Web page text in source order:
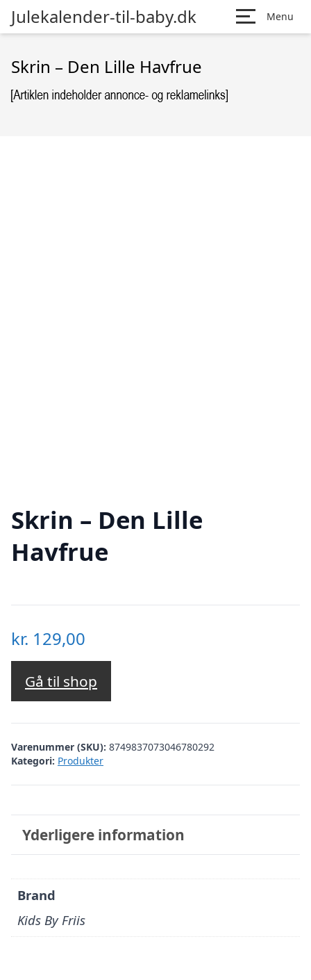
Julekalender-til-baby.dk Menu
Skrin – Den Lille Havfrue
Skrin – Den Lille
Havfrue
kr. 129,00
Gå til shop
Varenummer (SKU): 8749837073046780292
Kategori: Produkter
Yderligere information
Brand
Kids By Friis